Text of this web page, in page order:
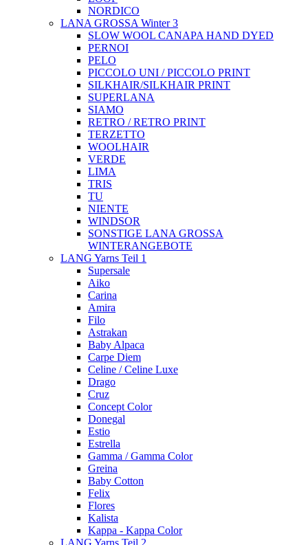
NORDICO
LANA GROSSA Winter 3
SLOW WOOL CANAPA HAND DYED
PERNOI
PELO
PICCOLO UNI / PICCOLO PRINT
SILKHAIR/SILKHAIR PRINT
SUPERLANA
SIAMO
RETRO / RETRO PRINT
TERZETTO
WOOLHAIR
VERDE
LIMA
TRIS
TU
NIENTE
WINDSOR
SONSTIGE LANA GROSSA
WINTERANGEBOTE
LANG Yarns Teil 1
Supersale
Aiko
Carina
Amira
Filo
Astrakan
Baby Alpaca
Carpe Diem
Celine / Celine Luxe
Drago
Cruz
Concept Color
Donegal
Estio
Estrella
Gamma / Gamma Color
Greina
Baby Cotton
Felix
Flores
Kalista
Kappa - Kappa Color
LANG Yarns Teil 2